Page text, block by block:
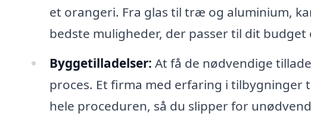
et orangeri. Fra glas til træ og aluminium,
bedste muligheder, der passer til dit budget
Byggetilladelser: At få de nødvendige
proces. Et firma med erfaring i
hele proceduren, så du slipper for